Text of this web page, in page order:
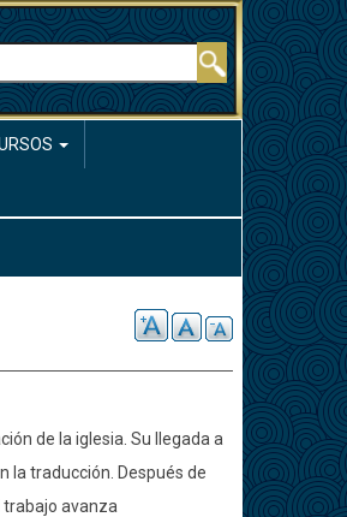
de la iglesia. Su llegada a
la traducción. Después de
trabajo avanza